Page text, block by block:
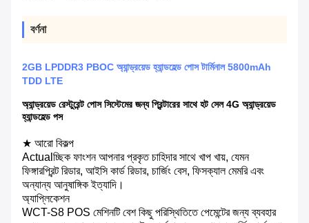
বর্ণনা
2GB LPDDR3 PBOC অ্যান্ড্রয়েড হ্যান্ডহেল্ড পোস টার্মিনাল 5800mAh
TDD LTE
অ্যান্ড্রয়েড রেস্টুরেন্ট পোস সিস্টেমের জন্য প্রিন্টারের সাথে হট সেল 4G অ্যান্ড্রয়েড
হ্যান্ডহেল্ড পস
★ আরো বিকল্প
Actualচ্ছিক ফাংশন আপনার প্রকৃত চাহিদার সাথে খাপ খায়, যেমন
ফিঙ্গারপ্রিন্ট রিডার, আইসি কার্ড রিডার, চার্জিং বেস, ফিসক্যাল মেমরি এবং
অন্যান্য আনুষাঙ্গিক ইত্যাদি।
অ্যাপ্লিকেশন
WCT-S8 POS মেশিনটি বেশ কিছু পরিস্থিতিতে পেমেন্টের জন্য ব্যবহার